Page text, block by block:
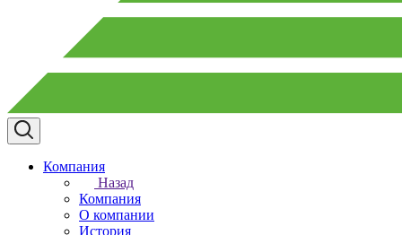
Компания
Назад
Компания
О компании
История